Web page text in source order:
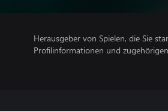
Herausgeber von Spielen, die Sie
Profilinformationen und